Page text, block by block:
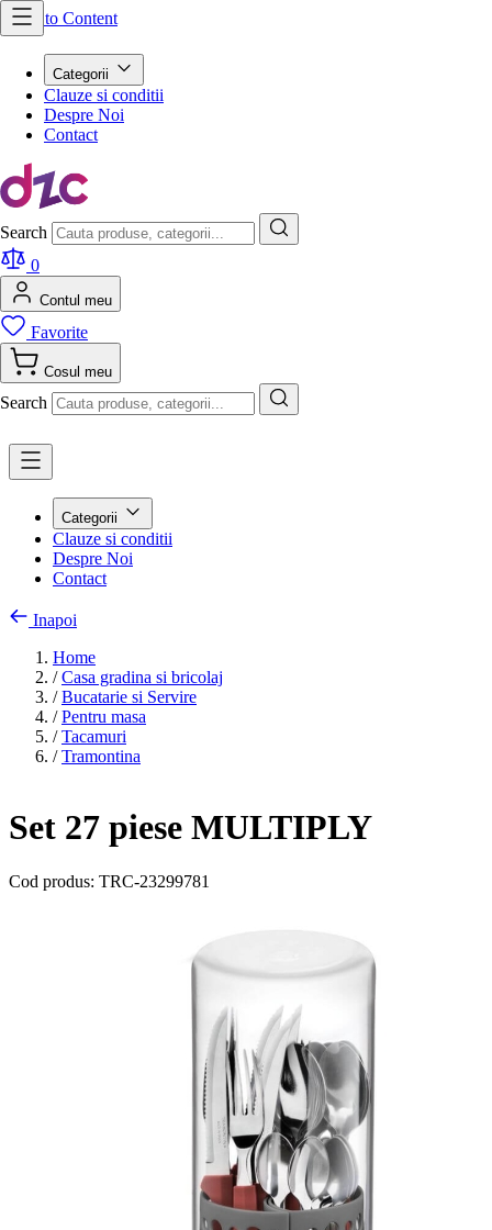
Skip to Content
Categorii
Clauze si conditii
Despre Noi
Contact
Search
0
Contul meu
Favorite
Cosul meu
Search
Categorii
Clauze si conditii
Despre Noi
Contact
Inapoi
Home
/ Casa gradina si bricolaj
/ Bucatarie si Servire
/ Pentru masa
/ Tacamuri
/ Tramontina
Set 27 piese MULTIPLY
Cod produs: TRC-23299781